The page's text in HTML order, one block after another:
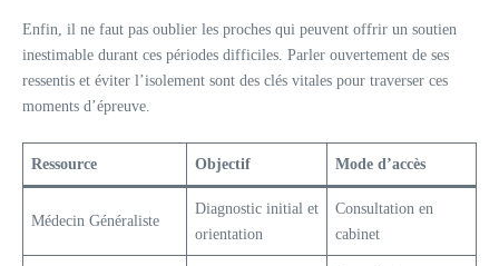
Enfin, il ne faut pas oublier les proches qui peuvent offrir un soutien
inestimable durant ces périodes difficiles. Parler ouvertement de ses
ressentis et éviter l’isolement sont des clés vitales pour traverser ces
moments d’épreuve.
Ressource Objectif Mode d’accès
Médecin Généraliste
Diagnostic initial et
orientation
Consultation en
cabinet